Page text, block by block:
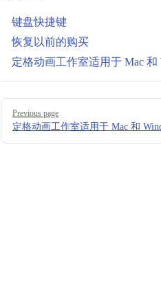
键盘快捷键
恢复以前的购买
定格动画工作室适用于 Mac 和
Pager
Previous page
定格动画工作室适用于 Mac 和